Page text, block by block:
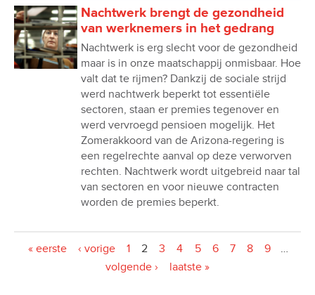
Nachtwerk brengt de gezondheid
van werknemers in het gedrang
Nachtwerk is erg slecht voor de gezondheid
maar is in onze maatschappij onmisbaar. Hoe
valt dat te rijmen? Dankzij de sociale strijd
werd nachtwerk beperkt tot essentiële
sectoren, staan er premies tegenover en
werd vervroegd pensioen mogelijk. Het
Zomerakkoord van de Arizona-regering is
een regelrechte aanval op deze verworven
rechten. Nachtwerk wordt uitgebreid naar tal
van sectoren en voor nieuwe contracten
worden de premies beperkt.
« eerste ‹ vorige 1 2 3 4 5 6 7 8 9
…
volgende ›
laatste »